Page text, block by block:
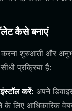
कैसे बनाएं
शुरुआती और
प्रक्रिया है:
करें: अपने
के लिए आधिकारिक